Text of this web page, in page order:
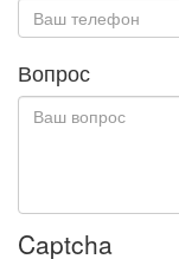
Вопрос
Captcha